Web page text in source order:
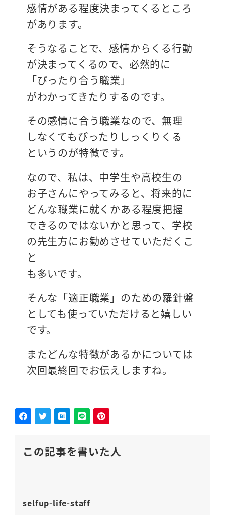
感情がある程度決まってくるところ
があります。
そうなることで、感情からくる行動
が決まってくるので、必然的に
「ぴったり合う職業」
がわかってきたりするのです。
その感情に合う職業なので、無理
しなくてもぴったりしっくりくる
というのが特徴です。
なので、私は、中学生や高校生の
お子さんにやってみると、将来的に
どんな職業に就くかある程度把握
できるのではないかと思って、学校
の先生方にお勧めさせていただくこ
と
も多いです。
そんな「適正職業」のための羅針盤
としても使っていただけると嬉しい
です。
またどんな特徴があるかについては
次回最終回でお伝えしますね。
この記事を書いた人
selfup-life-staff